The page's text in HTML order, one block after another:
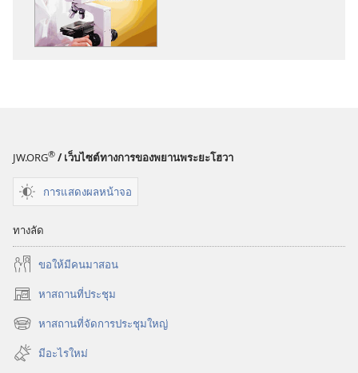
JW.ORG® / เว็บไซต์ทางการของพยานพระยะโฮวา
การแสดงผลหน้าจอ
ทางลัด
ขอ​ให้​มี​คน​มา​สอน
หาสถานที่ประชุม
(เปิด
หน้าต่างหาสถานที่จัดการประชุมใหญ่
(เปิด
หน้าต่าง
ใหม่)
มีอะไรใหม่